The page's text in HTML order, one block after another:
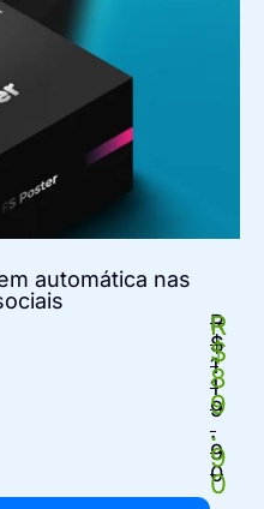
automática nas
R
$
1
1
9
.
9
0
R
$
8
9
.
9
0